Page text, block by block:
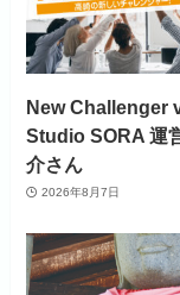
New Challenger
Studio SORA 運
介さん
2026年8月7日